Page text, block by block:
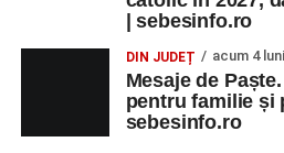
| sebesinfo.ro
DIN JUDEȚ acum 4 luni
Mesaje de
pentru familie și
sebesinfo.ro